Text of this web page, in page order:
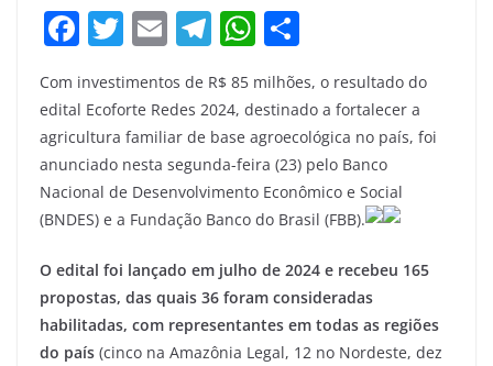
F
c
e
b
o
o
k
T
itt
er
E
m
ai
l
T
e
gr
a
m
W
h
at
s
A
p
p
ar
e
Com investimentos de R$ 85 milhões, o resultado do
edital Ecoforte Redes 2024, destinado a fortalecer a
agricultura familiar de base agroecológica no país, foi
anunciado nesta segunda-feira (23) pelo Banco
Nacional de Desenvolvimento Econômico e Social
(BNDES) e a Fundação Banco do Brasil (FBB).
O edital foi lançado em julho de 2024 e recebeu 165
propostas, das quais 36 foram consideradas
habilitadas, com representantes em todas as regiões
do país (cinco na Amazônia Legal, 12 no Nordeste, dez